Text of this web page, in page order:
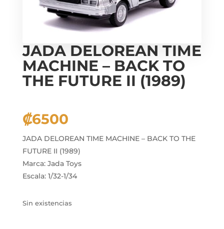
JADA DELOREAN TIME
MACHINE – BACK TO
THE FUTURE II (1989)
₡6500
JADA DELOREAN TIME MACHINE – BACK TO THE
FUTURE II (1989)
Marca: Jada Toys
Escala: 1/32-1/34
Sin existencias